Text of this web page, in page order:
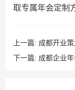
取专属年会定制
上一篇: 成都开业
典活动策划公司/成
下一篇: 成都企业